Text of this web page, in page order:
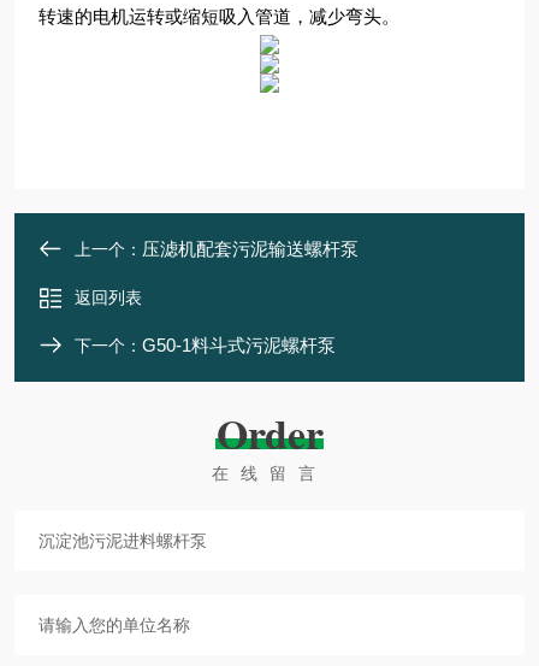
转速的电机运转或缩短吸入管道，减少弯头。
上一个： 压滤机配套污泥输送螺杆泵
返回列表
下一个： G50-1料斗式污泥螺杆泵
Order
在线留言